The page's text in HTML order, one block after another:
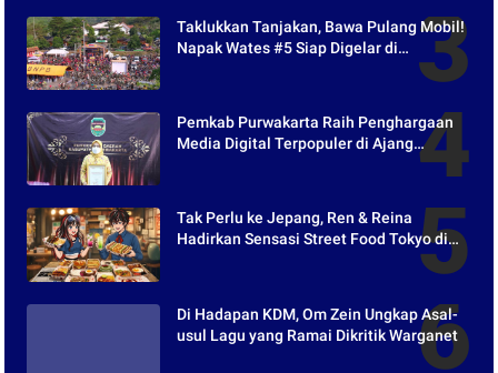
Taklukkan Tanjakan, Bawa Pulang Mobil!
Napak Wates #5 Siap Digelar di
Pemkab Purwakarta Raih Penghargaan
Media Digital Terpopuler di Ajang
Tak Perlu ke Jepang, Ren & Reina
Hadirkan Sensasi Street Food Tokyo di
Di Hadapan KDM, Om Zein Ungkap Asal-
usul Lagu yang Ramai Dikritik Warganet